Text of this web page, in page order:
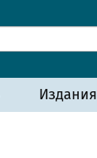
Издания